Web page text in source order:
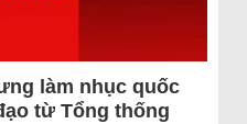
làm nhục quốc
từ Tổng thống